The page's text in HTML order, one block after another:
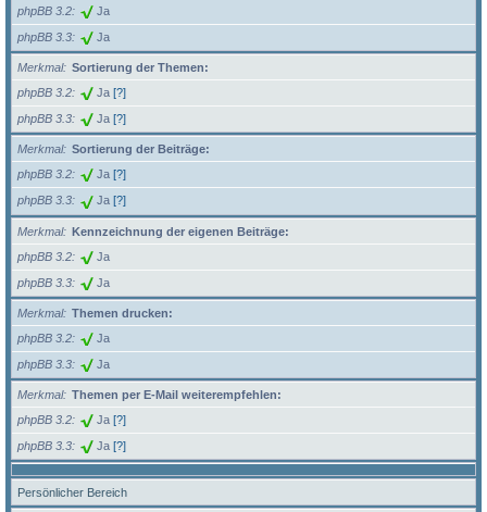
phpBB 3.2
Ja
phpBB 3.3 Ja
Merkmal
Sortierung der Themen:
phpBB 3.2
Ja [?]
phpBB 3.3 Ja [?]
Merkmal
Sortierung der Beiträge:
phpBB 3.2
Ja [?]
phpBB 3.3 Ja [?]
Merkmal
Kennzeichnung der eigenen Beiträge:
phpBB 3.2
Ja
phpBB 3.3 Ja
Merkmal
Themen drucken:
phpBB 3.2
Ja
phpBB 3.3 Ja
Merkmal
Themen per E-Mail weiterempfehlen:
phpBB 3.2
Ja [?]
phpBB 3.3 Ja [?]
Persönlicher Bereich